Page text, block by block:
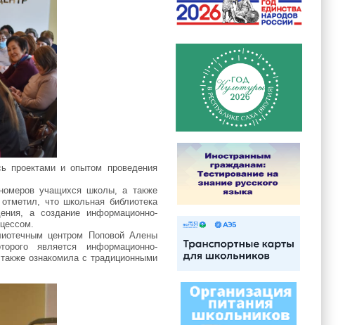
проектами и опытом проведения
учащихся школы, а также
что школьная библиотека
а создание информационно-
центром Поповой Алены
является информационно-
ознакомила с традиционными